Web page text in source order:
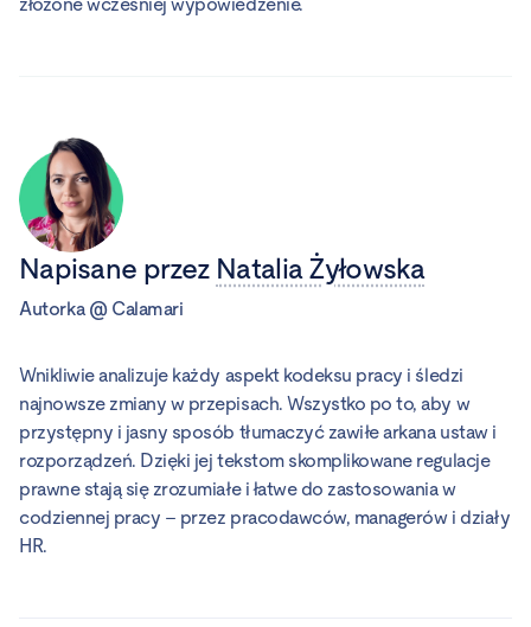
Napisane przez Natalia Żyłowska
Autorka@ Calamari
Wnikliwie analizuje każdy aspekt kodeksu pracy i śledzi
najnowsze zmiany w przepisach. Wszystko po to, aby w
przystępny i jasny sposób tłumaczyć zawiłe arkana ustaw i
rozporządzeń. Dzięki jej tekstom skomplikowane regulacje
prawne stają się zrozumiałe i łatwe do zastosowania w
codziennej pracy – przez pracodawców, managerów i działy
HR.